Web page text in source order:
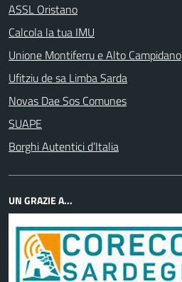
ASSL Oristano
Calcola la tua IMU
Unione Montiferru e Alto Campidano
Ufitziu de sa Limba Sarda
Novas Dae Sos Comunes
SUAPE
Borghi Autentici d’Italia
UN GRAZIE A...